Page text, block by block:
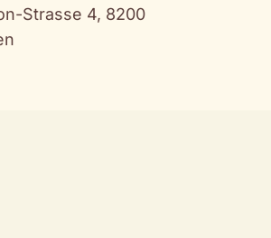
Strasse 4, 8200